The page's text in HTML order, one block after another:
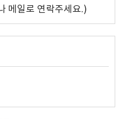
메일로 연락주세요.)